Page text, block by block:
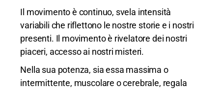
Il movimento è continuo, svela intensità
variabili che riflettono le nostre storie e i nostri
presenti. Il movimento è rivelatore dei nostri
piaceri, accesso ai nostri misteri.
Nella sua potenza, sia essa massima o
intermittente, muscolare o cerebrale, regala